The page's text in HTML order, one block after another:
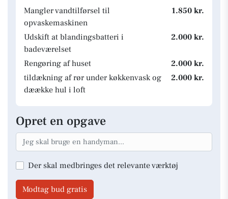
Mangler vandtilførsel til
opvaskemaskinen
1.850 kr.
Udskift at blandingsbatteri i
badeværelset
2.000 kr.
Rengøring af huset
2.000 kr.
tildækning af rør under køkkenvask og
dæække hul i loft
2.000 kr.
Opret en opgave
Der skal medbringes det relevante værktøj
Modtag bud gratis